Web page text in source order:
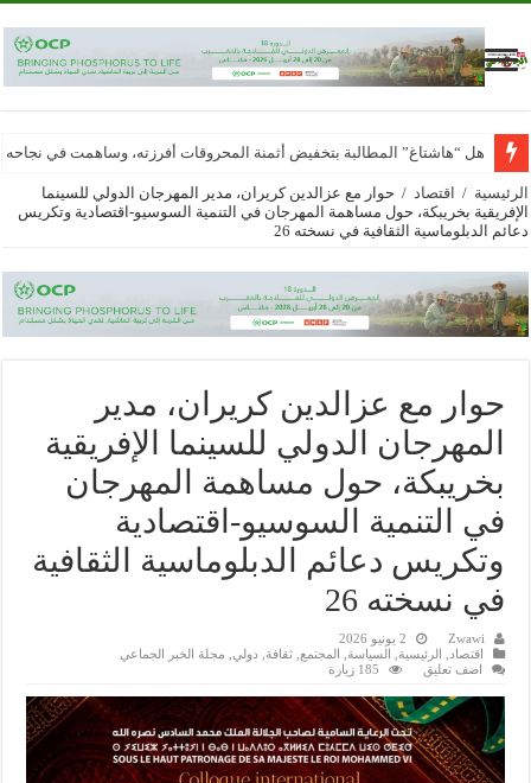
هل “هاشتاغ” المطالبة بتخفيض أثمنة المحروقات أفرزته، وساهمت في
الرئيسية / اقتصاد / حوار مع عزالدين كريران، مدير المهرجان الدولي للسينما
الإفريقية بخريبكة، حول مساهمة المهرجان في التنمية السوسيو-اقتصادية وتكريس
دعائم الدبلوماسية الثقافية في نسخته 26
حوار مع عزالدين كريران، مدير
المهرجان الدولي للسينما الإفريقية
بخريبكة، حول مساهمة المهرجان
في التنمية السوسيو-اقتصادية
وتكريس دعائم الدبلوماسية الثقافية
في نسخته 26
Zwawi
2 يونيو 2026
اقتصاد
الرئيسية السياسة المجتمع ,ثقافة دولي
مجلة الخبر الجماعي
اضف تعليق
185 زيارة